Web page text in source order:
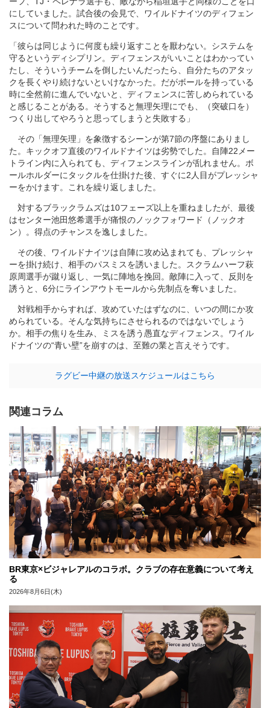
にしていました。試合後の会見で、ワイルドナイツのディフェン
スについて問われた時のことです。
「彼らは同じように何度も繰り返すことを厭わない。システムを
守るというディシプリン。ディフェンスがいいことはわかってい
たし、そういうチームを倒したいんだったら、自分たちのアタッ
クを長くやり続けないといけなかった。だがボールを持っている
時に全然前に進んでいないと、ディフェンスに苦しめられている
と感じることがある。そうすると無理矢理にでも、（突破口を）
つくり出してやろうと思ってしまうと失敗する」
その「無理矢理」を象徴するシーンが第7節の序盤にありまし
た。キックオフ直後のワイルドナイツは劣勢でした。自陣22メー
トライン内に入られても、ディフェンスラインが乱れません。ボ
ールホルダーにタックルを仕掛けた後、すぐに2人目がプレッシャ
ーをかけます。これを繰り返しました。
対するブラックラムズは10フェーズ以上を重ねましたが、最後
はセンター池田悠希選手が痛恨のノックフォワード（ノックオ
ン）。得点のチャンスを逸しました。
その後、ワイルドナイツは自陣に攻め込まれても、プレッシャ
ーを掛け続け、相手のパスミスを誘いました。スクラムハーフ萩
原周選手が蹴り返し、一気に陣地を挽回。敵陣に入って、反則を
誘うと、6分にラインアウトモールから先制点を奪いました。
対戦相手からすれば、攻めていたはずなのに、いつの間にか攻
められている。そんな気持ちにさせられるのではないでしょう
か。相手の焦りを生み、ミスを誘う愚直なディフェンス。ワイル
ドナイツの“青い壁”を崩すのは、至難の業と言えそうです。
ラグビー中継の放送スケジュールはこちら
関連コラム
BR東京×ビジャレアルのコラボ。クラブの存在意義について考え
る
2026年8月6日(木)